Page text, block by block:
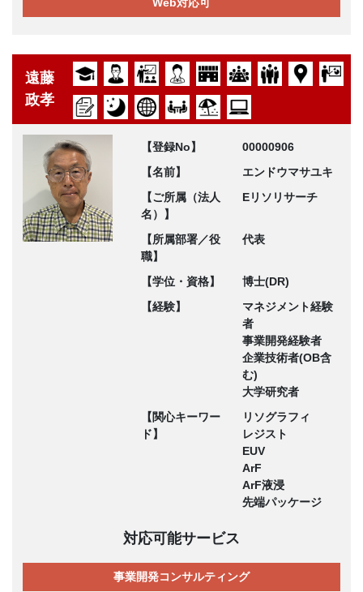
遠藤
政孝
【登録No】
00000906
【名前】
エンドウマサユキ
【ご所属（法人
名）】
Eリソリサーチ
【所属部署／役
職】
代表
【学位・資格】
博士(DR)
【経験】
マネジメント経験
者
事業開発経験者
企業技術者(OB含
む)
大学研究者
【関心キーワー
ド】
リソグラフィ
レジスト
EUV
ArF
ArF液浸
先端パッケージ
対応可能サービス
事業開発コンサルティング